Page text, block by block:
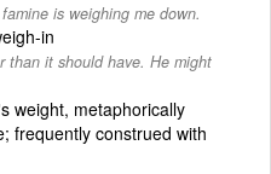
is weighing me down.
in
than it should have. He might
weight, metaphorically
frequently construed with